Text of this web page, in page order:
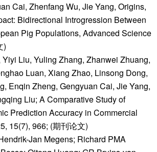
Cai, Zhenfang Wu, Jie Yang, Origins,
Bidirectional Introgression Between
Pig Populations, Advanced Science
)
Liu, Yuling Zhang, Zhanwei Zhuang,
Luan, Xiang Zhao, Linsong Dong,
Enqin Zheng, Gengyuan Cai, Jie Yang,
Liu; A Comparative Study of
Prediction Accuracy in Commercial
15(7), 966; (期刊论文)
Jan Megens; Richard PMA